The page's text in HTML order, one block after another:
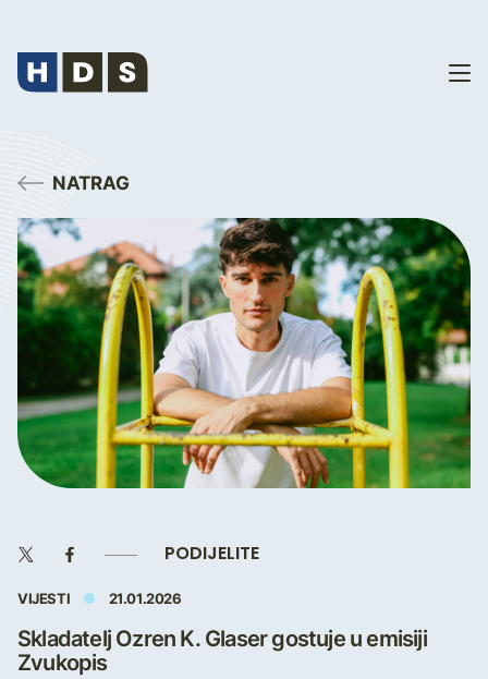
NATRAG
PODIJELITE
VIJESTI 21.01.2026
Skladatelj Ozren K. Glaser gostuje u emisiji
Zvukopis